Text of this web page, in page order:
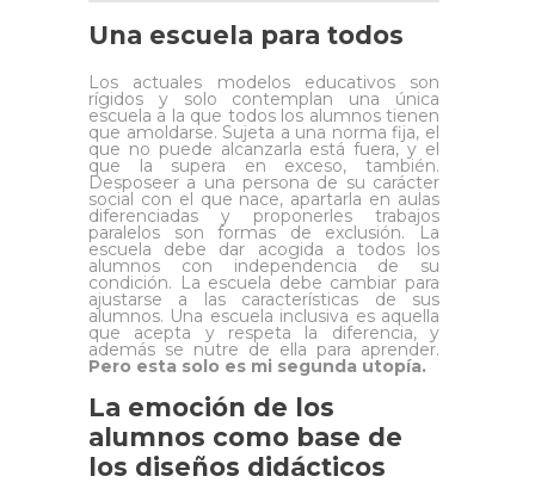
Una escuela para todos
Los actuales modelos educativos son
rígidos y solo contemplan una única
escuela a la que todos los alumnos tienen
que amoldarse. Sujeta a una norma fija, el
que no puede alcanzarla está fuera, y el
que la supera en exceso, también.
Desposeer a una persona de su carácter
social con el que nace, apartarla en aulas
diferenciadas y proponerles trabajos
paralelos son formas de exclusión. La
escuela debe dar acogida a todos los
alumnos con independencia de su
condición. La escuela debe cambiar para
ajustarse a las características de sus
alumnos. Una escuela inclusiva es aquella
que acepta y respeta la diferencia, y
además se nutre de ella para aprender.
Pero esta solo es mi segunda utopía.
La emoción de los
alumnos como base de
los diseños didácticos